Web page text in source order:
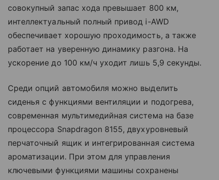
совокупный запас хода превышает 800 км,
интеллектуальный полный привод i-AWD
обеспечивает хорошую проходимость, а также
работает на уверенную динамику разгона. На
ускорение до 100 км/ч уходит лишь 5,9 секунды.
Среди опций автомобиля можно выделить
сиденья с функциями вентиляции и подогрева,
современная мультимедийная система на базе
процессора Snapdragon 8155, двухуровневый
перчаточный ящик и интегрированная система
ароматизации. При этом для управления
ключевыми функциями машины сохранены